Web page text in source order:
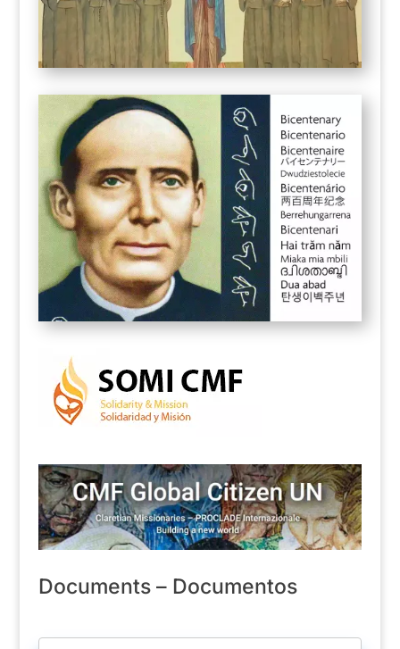
Documents – Documentos